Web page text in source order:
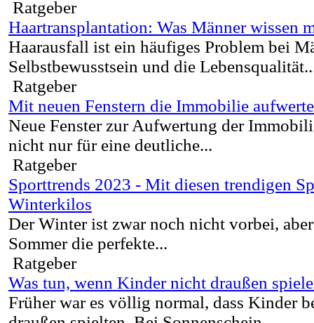
Ratgeber
Haartransplantation: Was Männer wissen
Haarausfall ist ein häufiges Problem bei
Selbstbewusstsein und die
Ratgeber
Mit neuen Fenstern die Immobilie
Neue Fenster zur Aufwertung der
nicht nur für eine deutliche...
Ratgeber
Sporttrends 2023 - Mit diesen trendigen
Winterkilos
Der Winter ist zwar noch nicht vorbei,
Sommer die perfekte...
Ratgeber
Was tun, wenn Kinder nicht draußen
Früher war es völlig normal, dass Kinder